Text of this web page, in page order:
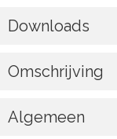
Downloads
Omschrijving
Algemeen